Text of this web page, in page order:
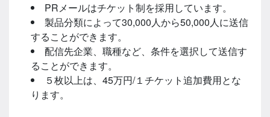
PRメールはチケット制を採用しています。
製品分類によって30,000人から50,000人に送信
することができます。
配信先企業、職種など、条件を選択して送信す
ることができます。
５枚以上は、45万円/１チケット追加費用とな
ります。